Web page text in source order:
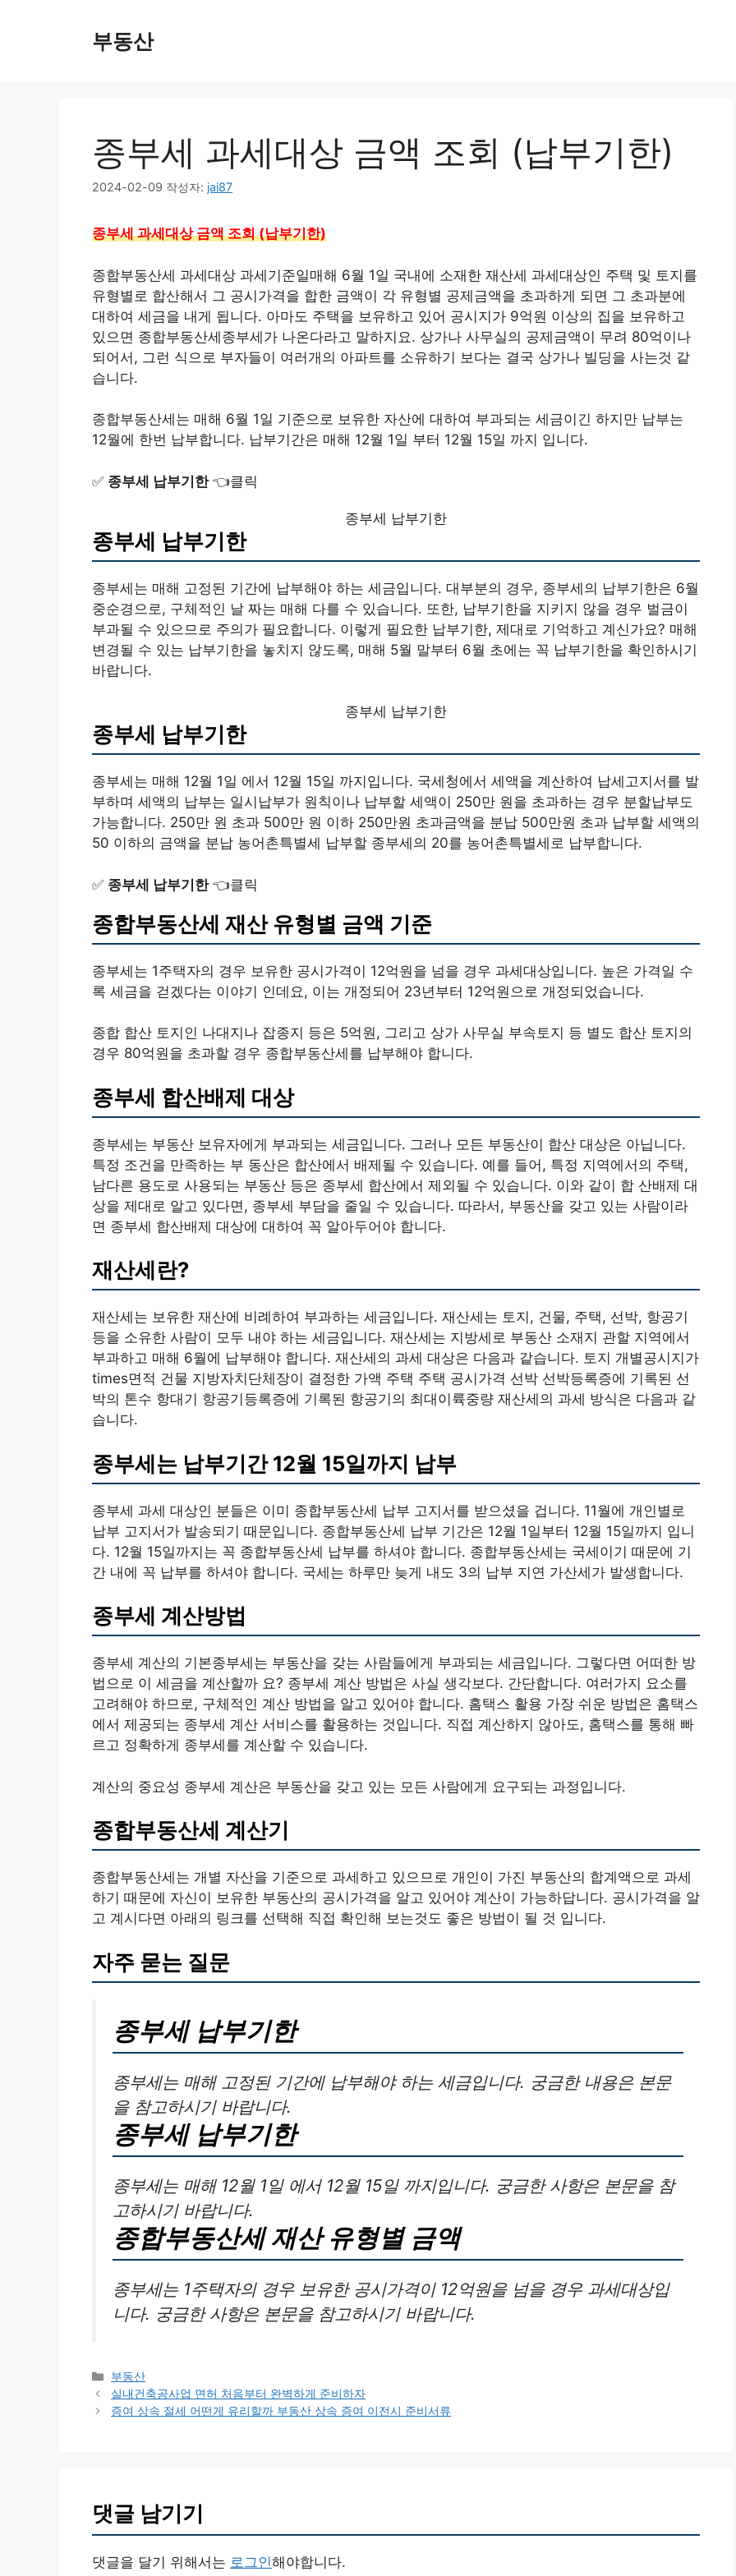
부동산
종부세 과세대상 금액 조회 (납부기한)
2024-02-09 작성자: jai87
종부세 과세대상 금액 조회 (납부기한)
종합부동산세 과세대상 과세기준일매해 6월 1일 국내에 소재한 재산세 과세대상인 주택 및 토지를
유형별로 합산해서 그 공시가격을 합한 금액이 각 유형별 공제금액을 초과하게 되면 그 초과분에
대하여 세금을 내게 됩니다. 아마도 주택을 보유하고 있어 공시지가 9억원 이상의 집을 보유하고
있으면 종합부동산세종부세가 나온다라고 말하지요. 상가나 사무실의 공제금액이 무려 80억이나
되어서, 그런 식으로 부자들이 여러개의 아파트를 소유하기 보다는 결국 상가나 빌딩을 사는것 같
습니다.
종합부동산세는 매해 6월 1일 기준으로 보유한 자산에 대하여 부과되는 세금이긴 하지만 납부는
12월에 한번 납부합니다. 납부기간은 매해 12월 1일 부터 12월 15일 까지 입니다.
✅ 종부세 납부기한👈클릭
종부세 납부기한
종부세 납부기한
종부세는 매해 고정된 기간에 납부해야 하는 세금입니다. 대부분의 경우, 종부세의 납부기한은 6월
중순경으로, 구체적인 날 짜는 매해 다를 수 있습니다. 또한, 납부기한을 지키지 않을 경우 벌금이
부과될 수 있으므로 주의가 필요합니다. 이렇게 필요한 납부기한, 제대로 기억하고 계신가요? 매해
변경될 수 있는 납부기한을 놓치지 않도록, 매해 5월 말부터 6월 초에는 꼭 납부기한을 확인하시기
바랍니다.
종부세 납부기한
종부세 납부기한
종부세는 매해 12월 1일 에서 12월 15일 까지입니다. 국세청에서 세액을 계산하여 납세고지서를 발
부하며 세액의 납부는 일시납부가 원칙이나 납부할 세액이 250만 원을 초과하는 경우 분할납부도
가능합니다. 250만 원 초과 500만 원 이하 250만원 초과금액을 분납 500만원 초과 납부할 세액의
50 이하의 금액을 분납 농어촌특별세 납부할 종부세의 20를 농어촌특별세로 납부합니다.
✅ 종부세 납부기한👈클릭
종합부동산세 재산 유형별 금액 기준
종부세는 1주택자의 경우 보유한 공시가격이 12억원을 넘을 경우 과세대상입니다. 높은 가격일 수
록 세금을 걷겠다는 이야기 인데요, 이는 개정되어 23년부터 12억원으로 개정되었습니다.
종합 합산 토지인 나대지나 잡종지 등은 5억원, 그리고 상가 사무실 부속토지 등 별도 합산 토지의
경우 80억원을 초과할 경우 종합부동산세를 납부해야 합니다.
종부세 합산배제 대상
종부세는 부동산 보유자에게 부과되는 세금입니다. 그러나 모든 부동산이 합산 대상은 아닙니다.
특정 조건을 만족하는 부 동산은 합산에서 배제될 수 있습니다. 예를 들어, 특정 지역에서의 주택,
남다른 용도로 사용되는 부동산 등은 종부세 합산에서 제외될 수 있습니다. 이와 같이 합 산배제 대
상을 제대로 알고 있다면, 종부세 부담을 줄일 수 있습니다. 따라서, 부동산을 갖고 있는 사람이라
면 종부세 합산배제 대상에 대하여 꼭 알아두어야 합니다.
재산세란?
재산세는 보유한 재산에 비례하여 부과하는 세금입니다. 재산세는 토지, 건물, 주택, 선박, 항공기
등을 소유한 사람이 모두 내야 하는 세금입니다. 재산세는 지방세로 부동산 소재지 관할 지역에서
부과하고 매해 6월에 납부해야 합니다. 재산세의 과세 대상은 다음과 같습니다. 토지 개별공시지가
times면적 건물 지방자치단체장이 결정한 가액 주택 주택 공시가격 선박 선박등록증에 기록된 선
박의 톤수 항대기 항공기등록증에 기록된 항공기의 최대이륙중량 재산세의 과세 방식은 다음과 같
습니다.
종부세는 납부기간 12월 15일까지 납부
종부세 과세 대상인 분들은 이미 종합부동산세 납부 고지서를 받으셨을 겁니다. 11월에 개인별로
납부 고지서가 발송되기 때문입니다. 종합부동산세 납부 기간은 12월 1일부터 12월 15일까지 입니
다. 12월 15일까지는 꼭 종합부동산세 납부를 하셔야 합니다. 종합부동산세는 국세이기 때문에 기
간 내에 꼭 납부를 하셔야 합니다. 국세는 하루만 늦게 내도 3의 납부 지연 가산세가 발생합니다.
종부세 계산방법
종부세 계산의 기본종부세는 부동산을 갖는 사람들에게 부과되는 세금입니다. 그렇다면 어떠한 방
법으로 이 세금을 계산할까 요? 종부세 계산 방법은 사실 생각보다. 간단합니다. 여러가지 요소를
고려해야 하므로, 구체적인 계산 방법을 알고 있어야 합니다. 홈택스 활용 가장 쉬운 방법은 홈택스
에서 제공되는 종부세 계산 서비스를 활용하는 것입니다. 직접 계산하지 않아도, 홈택스를 통해 빠
르고 정확하게 종부세를 계산할 수 있습니다.
계산의 중요성 종부세 계산은 부동산을 갖고 있는 모든 사람에게 요구되는 과정입니다.
종합부동산세 계산기
종합부동산세는 개별 자산을 기준으로 과세하고 있으므로 개인이 가진 부동산의 합계액으로 과세
하기 때문에 자신이 보유한 부동산의 공시가격을 알고 있어야 계산이 가능하답니다. 공시가격을 알
고 계시다면 아래의 링크를 선택해 직접 확인해 보는것도 좋은 방법이 될 것 입니다.
자주 묻는 질문
종부세 납부기한
종부세는 매해 고정된 기간에 납부해야 하는 세금입니다. 궁금한 내용은 본문
을 참고하시기 바랍니다.
종부세 납부기한
종부세는 매해 12월 1일 에서 12월 15일 까지입니다. 궁금한 사항은 본문을 참
고하시기 바랍니다.
종합부동산세 재산 유형별 금액
종부세는 1주택자의 경우 보유한 공시가격이 12억원을 넘을 경우 과세대상입
니다. 궁금한 사항은 본문을 참고하시기 바랍니다.
카
테
고
부동산
실내건축공사업 면허 처음부터 완벽하게 준비하자
증여 상속 절세 어떤게 유리할까 부동산 상속 증여 이전시 준비서류
댓글 남기기
댓글을 달기 위해서는 로그인해야합니다.